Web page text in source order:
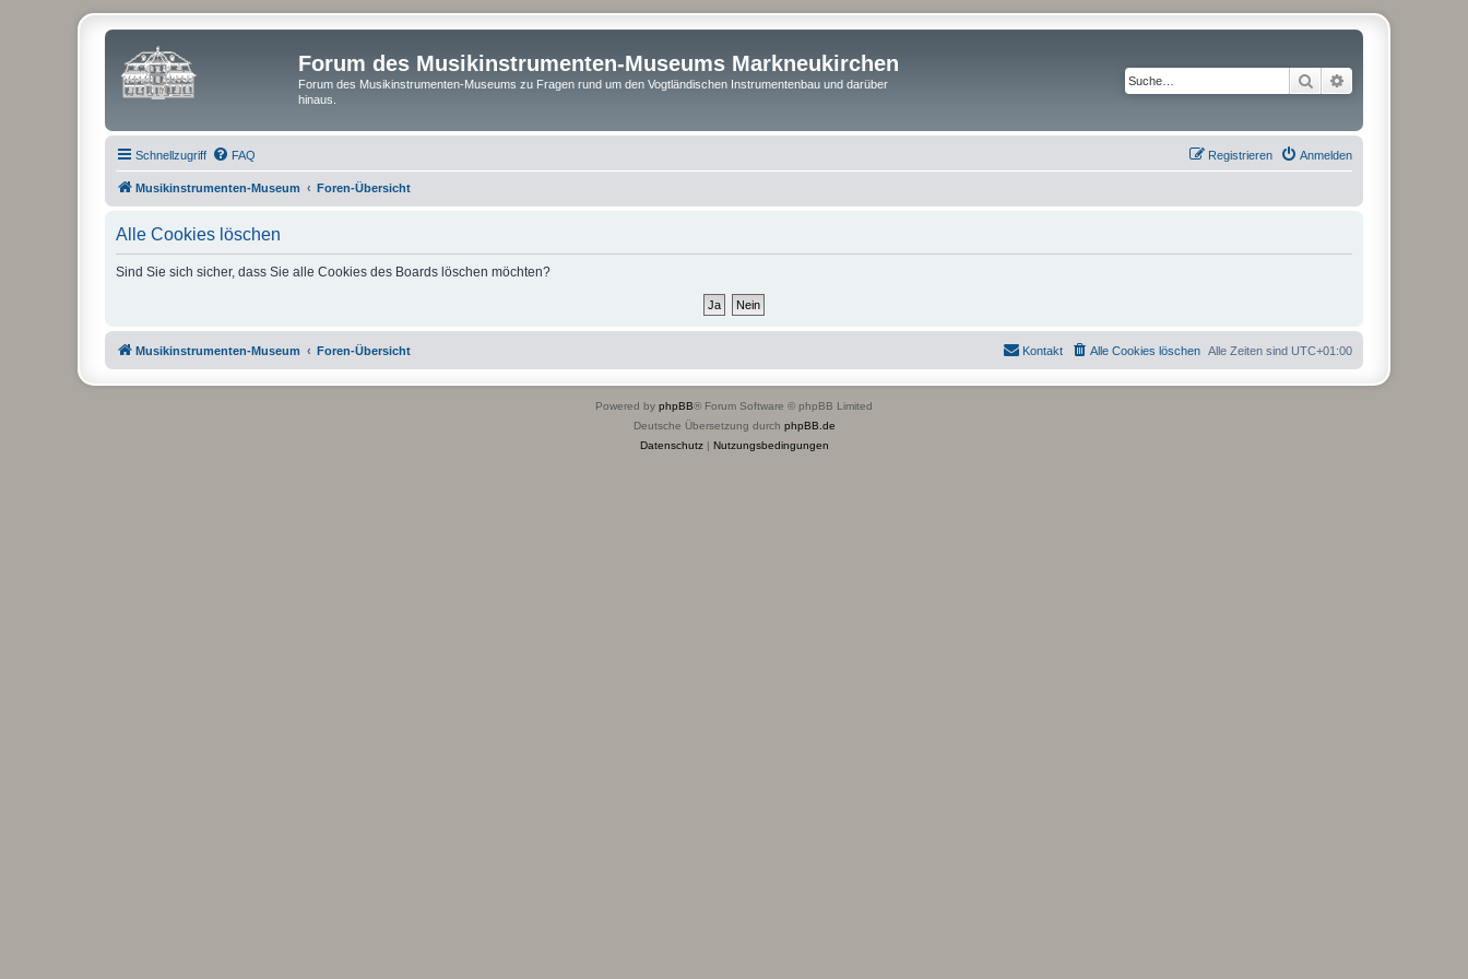
Forum des Musikinstrumenten-Museums Markneukirchen
Forum des Musikinstrumenten-Museums zu Fragen rund um den Vogtländischen Instrumentenbau und darüber
hinaus.
Suche
Schnellzugriff FAQ Anmelden
Registrieren
Musikinstrumenten-Museum Foren-Übersicht
Alle Cookies löschen
Sind Sie sich sicher, dass Sie alle Cookies des Boards löschen möchten?
Musikinstrumenten-Museum Foren-Übersicht Alle Zeiten sind UTC+01:00
Alle Cookies löschen
Kontakt
Powered by phpBB® Forum Software © phpBB Limited
Deutsche Übersetzung durch phpBB.de
Datenschutz| Nutzungsbedingungen